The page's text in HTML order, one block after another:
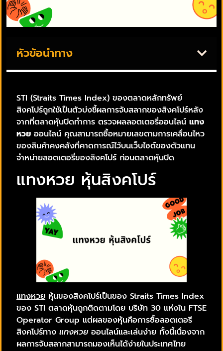
หัวข้อนำทาง
STI (Straits Times Index) ของตลาดหลักทรัพย์
สิงคโปร์ถูกใช้เป็นตัวบ่งชี้ผลการจับสลากของสิงคโปร์หลัง
จากที่ตลาดหุ้นปิดทำการ ตรวจผลลอตเตอรี่ออนไลน์ แทง
หวย ออนไลน์ คุณสามารถซื้อหมายเลขตามการเคลื่อนไหว
ของสินค้าคงคลังที่คาดการณ์ไว้บนเว็บไซต์ของตัวแทน
จำหน่ายลอตเตอรี่ของสิงคโปร์ ก่อนตลาดหุ้นปิด
แทงหวย หุ้นสิงคโปร์
แทงหวย หุ้นของสิงคโปร์เป็นของ Straits Times Index
ของ STI ตลาดหุ้นถูกติดตามโดย บริษัท 30 แห่งใน FTSE
Operator Group แต่ผลของหุ้นคือการซื้อลอตเตอรี
สิงคโปร์ทาง แทงหวยออนไลน์และเล่นง่าย ทั้งนี้เนื่องจาก
ผลการจับสลากสามารถมองเห็นได้ง่ายในประเทศไทย